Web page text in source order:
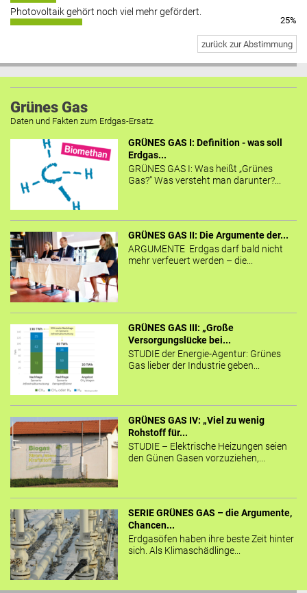
Photovoltaik gehört noch viel mehr gefördert.
25%
zurück zur Abstimmung
Grünes Gas
Daten und Fakten zum Erdgas-Ersatz.
GRÜNES GAS I: Definition - was soll
Erdgas...
GRÜNES GAS I: Was heißt „Grünes
Gas?“ Was versteht man darunter?...
GRÜNES GAS II: Die Argumente der...
ARGUMENTE Erdgas darf bald nicht
mehr verfeuert werden – die...
GRÜNES GAS III: „Große
Versorgungslücke bei...
STUDIE der Energie-Agentur: Grünes
Gas lieber der Industrie geben...
GRÜNES GAS IV: „Viel zu wenig
Rohstoff für...
STUDIE – Elektrische Heizungen seien
den Günen Gasen vorzuziehen,...
SERIE GRÜNES GAS – die Argumente,
Chancen...
Erdgasöfen haben ihre beste Zeit hinter
sich. Als Klimaschädlinge...